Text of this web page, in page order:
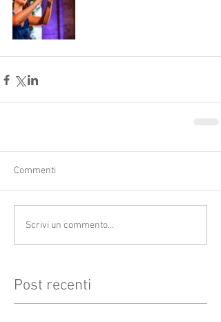
Commenti
Scrivi un commento...
Post recenti